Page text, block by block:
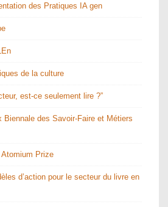
des Pratiques IA gen
de la culture
est-ce seulement lire ?”
Biennale des Savoir-Faire et Métiers
Prize
d’action pour le secteur du livre en